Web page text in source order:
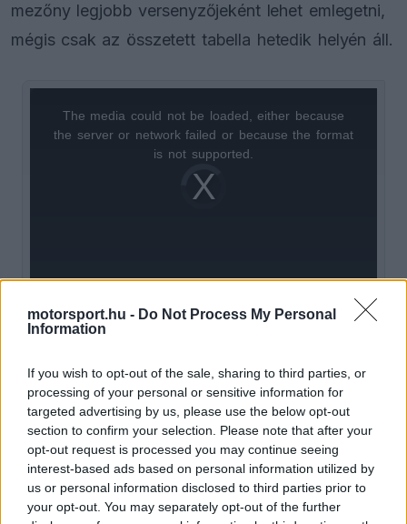
motorsport.hu - Do Not Process My Personal
Information
If you wish to opt-out of the sale, sharing to third parties, or
processing of your personal or sensitive information for
targeted advertising by us, please use the below opt-out
section to confirm your selection. Please note that after your
opt-out request is processed you may continue seeing
interest-based ads based on personal information utilized by
us or personal information disclosed to third parties prior to
your opt-out. You may separately opt-out of the further
mezőny legjobb versenyzőjeként lehet emlegetni,
mégis csak az összetett tabella hetedik helyén áll.
Video
Player
loading.
The media could not be loaded, either because
the server or network failed or because the format
is not supported.
„Nem tudom, hogy ebből a szempontból az F1
magyarázni azoknak, akik nem akarják megérteni.
Ez egyszerűen ilyen sportág.
EZEKET IS AJÁNLJUK